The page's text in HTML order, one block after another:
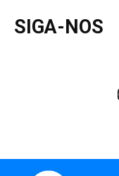
SIGA-NOS